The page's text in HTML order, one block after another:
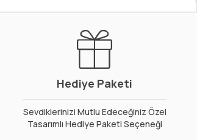
Hediye Paketi
Sevdiklerinizi Mutlu Edeceğiniz Özel
Tasarımlı Hediye Paketi Seçeneği